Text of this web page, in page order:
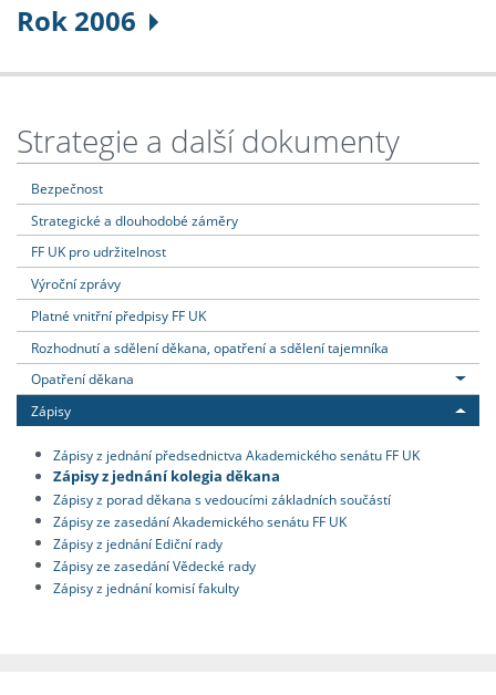
Rok 2006
Strategie a další dokumenty
Bezpečnost
Strategické a dlouhodobé záměry
FF UK pro udržitelnost
Výroční zprávy
Platné vnitřní předpisy FF UK
Rozhodnutí a sdělení děkana, opatření a sdělení tajemníka
Opatření děkana
Zápisy
Zápisy z jednání předsednictva Akademického senátu FF UK
Zápisy z jednání kolegia děkana
Zápisy z porad děkana s vedoucími základních součástí
Zápisy ze zasedání Akademického senátu FF UK
Zápisy z jednání Ediční rady
Zápisy ze zasedání Vědecké rady
Zápisy z jednání komisí fakulty